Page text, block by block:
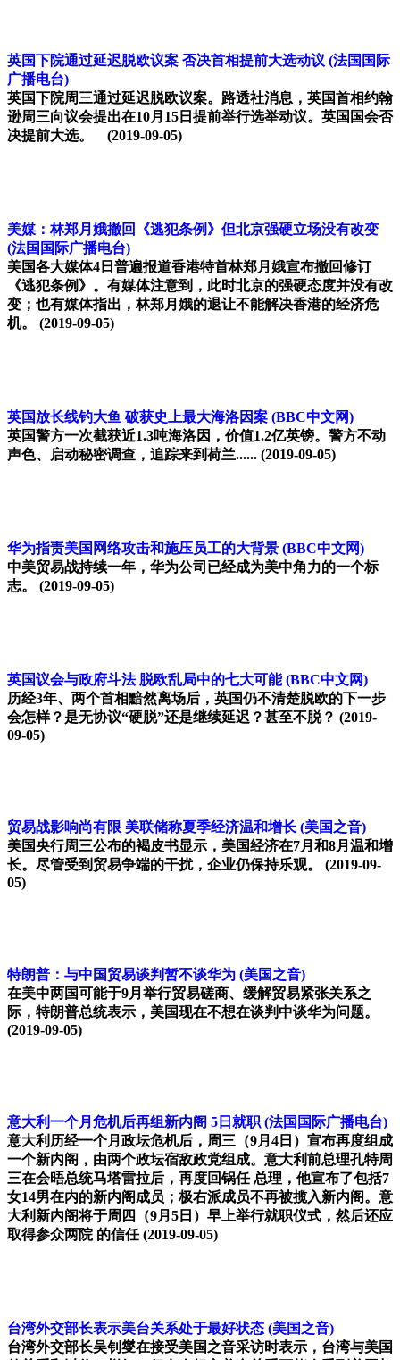
英国下院通过延迟脱欧议案 否决首相提前大选动议 (法国国际
广播电台)
英国下院周三通过延迟脱欧议案。路透社消息，英国首相约翰
逊周三向议会提出在10月15日提前举行选举动议。英国国会否
决提前大选。 (2019-09-05)
美媒：林郑月娥撤回《逃犯条例》但北京强硬立场没有改变
(法国国际广播电台)
美国各大媒体4日普遍报道香港特首林郑月娥宣布撤回修订
《逃犯条例》。有媒体注意到，此时北京的强硬态度并没有改
变；也有媒体指出，林郑月娥的退让不能解决香港的经济危
机。 (2019-09-05)
英国放长线钓大鱼 破获史上最大海洛因案 (BBC中文网)
英国警方一次截获近1.3吨海洛因，价值1.2亿英镑。警方不动
声色、启动秘密调查，追踪来到荷兰...... (2019-09-05)
华为指责美国网络攻击和施压员工的大背景 (BBC中文网)
中美贸易战持续一年，华为公司已经成为美中角力的一个标
志。
(2019-09-05)
英国议会与政府斗法 脱欧乱局中的七大可能 (BBC中文网)
历经3年、两个首相黯然离场后，英国仍不清楚脱欧的下一步
会怎样？是无协议“硬脱”还是继续延迟？甚至不脱？ (2019-
09-05)
贸易战影响尚有限 美联储称夏季经济温和增长 (美国之音)
美国央行周三公布的褐皮书显示，美国经济在7月和8月温和增
长。尽管受到贸易争端的干扰，企业仍保持乐观。
(2019-09-
05)
特朗普：与中国贸易谈判暂不谈华为 (美国之音)
在美中两国可能于9月举行贸易磋商、缓解贸易紧张关系之
际，特朗普总统表示，美国现在不想在谈判中谈华为问题。
(2019-09-05)
意大利一个月危机后再组新内阁 5日就职 (法国国际广播电台)
意大利历经一个月政坛危机后，周三（9月4日）宣布再度组成
一个新内阁，由两个政坛宿敌政党组成。意大利前总理孔特周
三在会晤总统马塔雷拉后，再度回锅任 总理，他宣布了包括7
女14男在内的新内阁成员；极右派成员不再被揽入新内阁。意
大利新内阁将于周四（9月5日）早上举行就职仪式，然后还应
取得参众两院 的信任(2019-09-05)
台湾外交部长表示美台关系处于最好状态 (美国之音)
台湾外交部长吴钊燮在接受美国之音采访时表示，台湾与美国